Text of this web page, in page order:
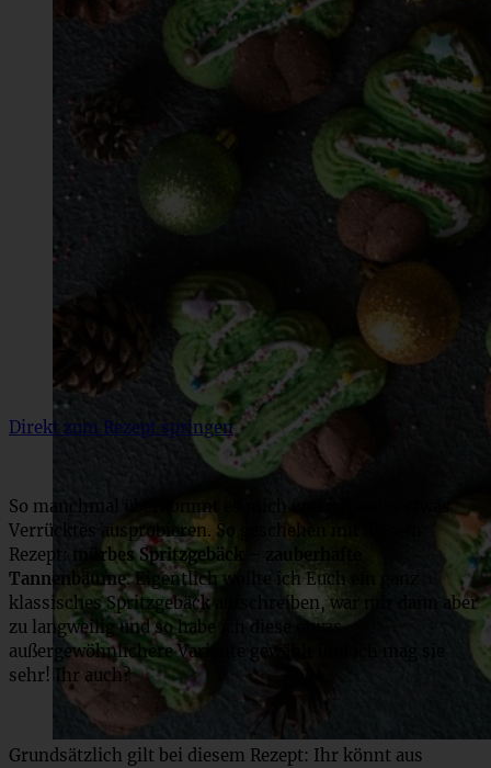
Direkt zum Rezept springen
So manchmal überkommt es mich und ich muss etwas
Verrücktes ausprobieren. So geschehen mit diesem
Rezept:
mürbes Spritzgebäck – zauberhafte
Tannenbäume. Eigentlich wollte ich Euch ein ganz
klassisches Spritzgebäck aufschreiben, war mir dann aber
zu langweilig und so habe ich diese etwas
außergewöhnlichere Variante gewählt und ich mag sie
sehr! Ihr auch?
Grundsätzlich gilt bei diesem Rezept: Ihr könnt aus